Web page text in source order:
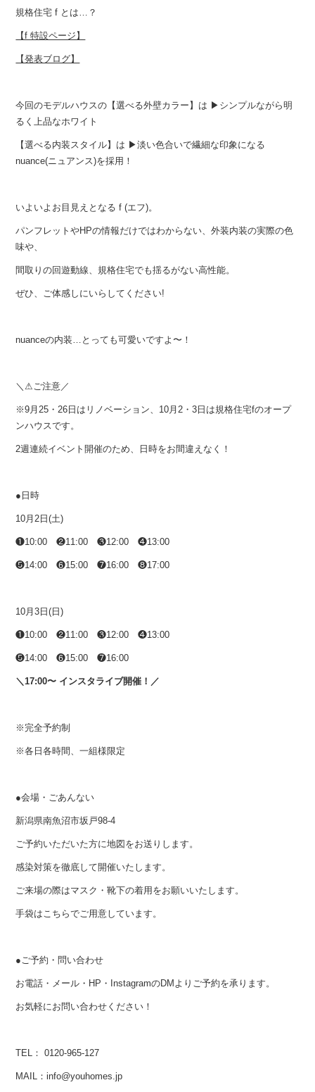
規格住宅 f とは…？
【f 特設ページ】
【発表ブログ】
今回のモデルハウスの【選べる外壁カラー】は ▶︎シンプルながら明
るく上品なホワイト
【選べる内装スタイル】は ▶︎淡い色合いで繊細な印象になる
nuance(ニュアンス)を採用！
いよいよお目見えとなる f (エフ)。
パンフレットやHPの情報だけではわからない、外装内装の実際の色
味や、
間取りの回遊動線、規格住宅でも揺るがない高性能。
ぜひ、ご体感しにいらしてください!
nuanceの内装…とっても可愛いですよ〜！
＼⚠︎ご注意／
※9月25・26日はリノベーション、10月2・3日は規格住宅fのオープ
ンハウスです。
2週連続イベント開催のため、日時をお間違えなく！
●日時
10月2日(土)
❶10:00 ❷11:00 ❸12:00 ❹13:00
❺14:00 ❻15:00 ❼16:00 ❽17:00
10月3日(日)
❶10:00 ❷11:00 ❸12:00 ❹13:00
❺14:00 ❻15:00 ❼16:00
＼17:00〜 インスタライブ開催！／
※完全予約制
※各日各時間、一組様限定
●会場・ごあんない
新潟県南魚沼市坂戸98-4
ご予約いただいた方に地図をお送りします。
感染対策を徹底して開催いたします。
ご来場の際はマスク・靴下の着用をお願いいたします。
手袋はこちらでご用意しています。
●ご予約・問い合わせ
お電話・メール・HP・InstagramのDMよりご予約を承ります。
お気軽にお問い合わせください！
TEL： 0120-965-127
MAIL：info@youhomes.jp